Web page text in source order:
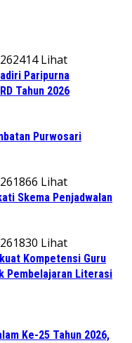
2414 Lihat
Paripurna
Tahun 2026
Purwosari
1866 Lihat
Skema Penjadwalan
1830 Lihat
Kompetensi Guru
Pembelajaran Literasi
Ke-25 Tahun 2026,